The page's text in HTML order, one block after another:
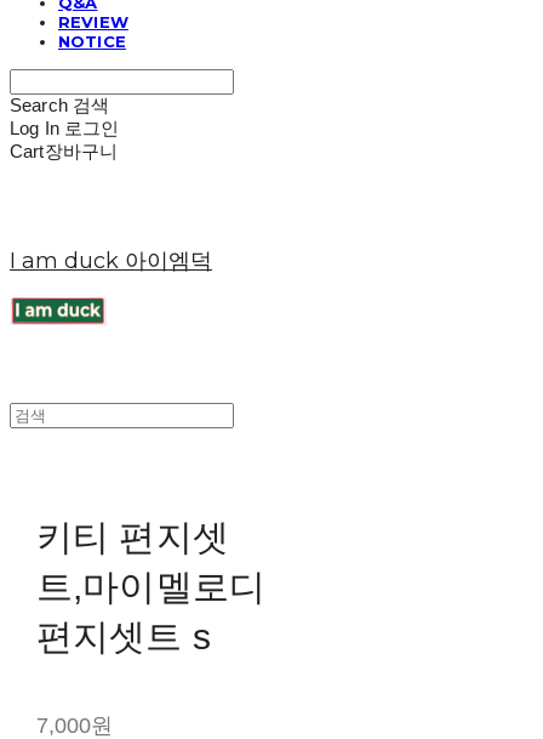
REVIEW
NOTICE
Search 검색
Log In 로그인
Cart장바구니
I am duck 아이엠덕
키티 편지셋
트,마이멜로디
편지셋트 s
7,000원